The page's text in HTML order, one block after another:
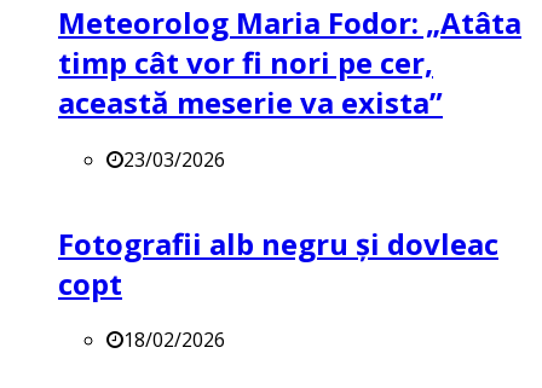
Meteorolog Maria Fodor: „Atâta
timp cât vor fi nori pe cer,
această meserie va exista”
23/03/2026
Fotografii alb negru și dovleac
copt
18/02/2026